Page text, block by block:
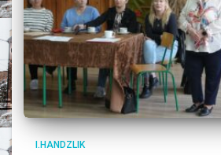
I.HANDZLIK